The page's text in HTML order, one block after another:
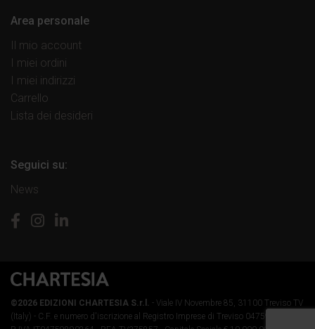
Area personale
Il mio account
I miei ordini
I miei indirizzi
Carrello
Lista dei desideri
Seguici su:
News
©2026 EDIZIONI CHARTESIA S.r.l. - Viale IV Novembre 85, 31100 Treviso TV
(Italy) - C.F. e numero d'iscrizione al Registro Imprese di Treviso 04759890264 -